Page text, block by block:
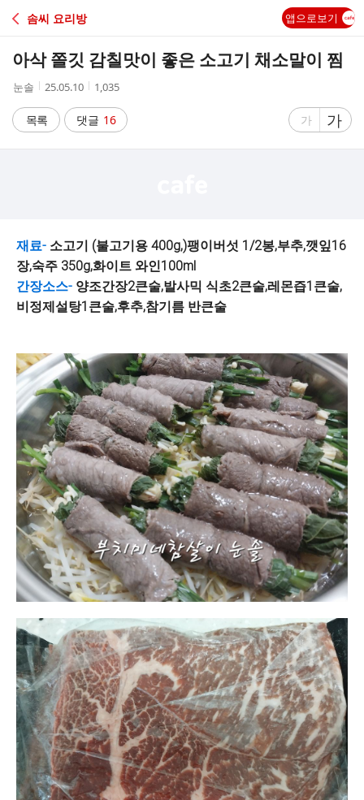
C
A
솜씨 요리방 앱으로보기
아삭 쫄깃 감칠맛이 좋은 소고기 채소말이 찜
작
자
눈솔
작
시
간
25.05.10
조
수
1,035
목록 댓글 16
글
게
가
글
자
게
가
재료- 소고기 (불고기용 400g,)팽이버섯 1/2봉,부추,깻잎16
장,숙주 350g,화이트 와인100ml
간장소스- 양조간장2큰술,발사믹 식초2큰술,레몬즙1큰술,
비정제설탕1큰술,후추,참기름 반큰술